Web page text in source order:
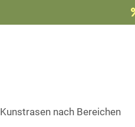
Kunstrasen nach Bereichen